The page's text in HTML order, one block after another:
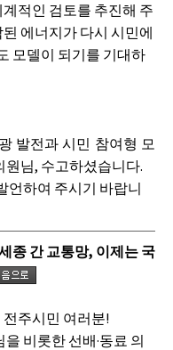
적인 검토를 추진해 주
에너지가 다시 시민에
모델이 되기를 기대하
발전과 시민 참여형 모
원님, 수고하셨습니다.
언하여 주시기 바랍니
종 간 교통망, 이제는 국
주시민 여러분!
비롯한 선배·동료 의